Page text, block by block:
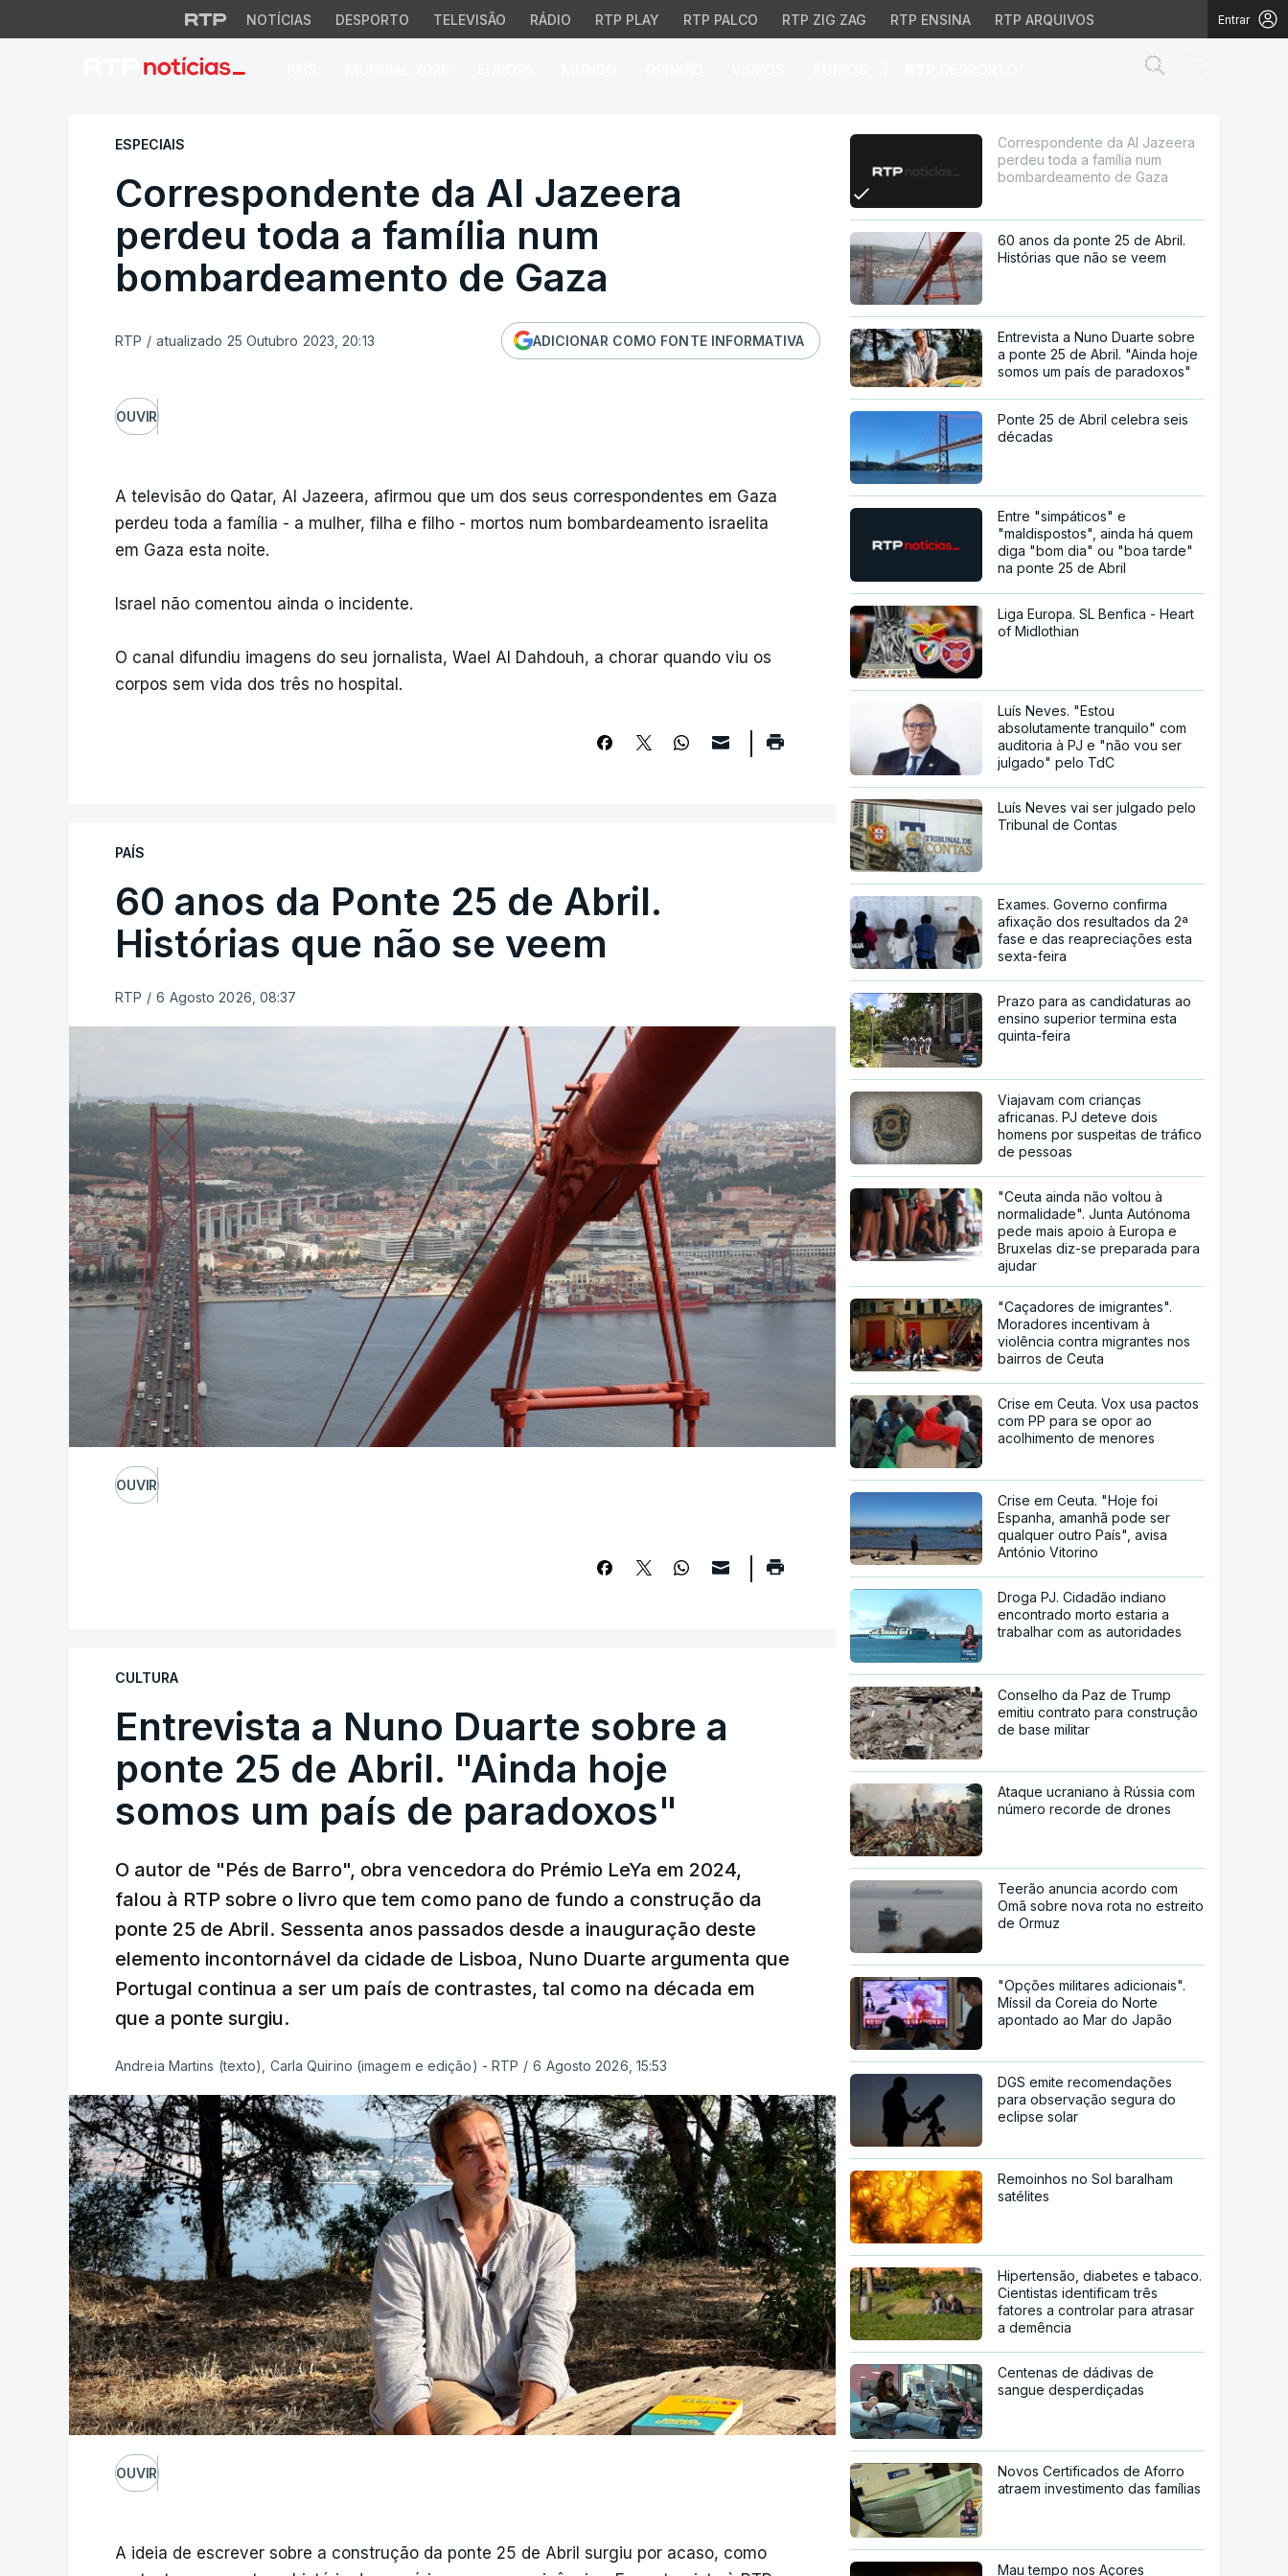
NOTÍCIAS DESPORTO TELEVISÃO RÁDIO RTP PLAY RTP PALCO RTP ZIG ZAG RTP ENSINA RTP ARQUIVOS Entrar
Correspondente da Al Jazeera perdeu toda a família num
ESPECIAIS
Correspondente da Al Jazeera
perdeu toda a família num
bombardeamento de Gaza
RTP / atualizado 25 Outubro 2023, 20:13 ADICIONAR COMO FONTE INFORMATIVA
OUVIR
A televisão do Qatar, Al Jazeera, afirmou que um dos seus correspondentes em Gaza
perdeu toda a família - a mulher, filha e filho - mortos num bombardeamento israelita
em Gaza esta noite.
Israel não comentou ainda o incidente.
O canal difundiu imagens do seu jornalista, Wael Al Dahdouh, a chorar quando viu os
corpos sem vida dos três no hospital.
PAÍS
60 anos da Ponte 25 de Abril.
Histórias que não se veem
RTP / 6 Agosto 2026, 08:37
OUVIR
CULTURA
Entrevista a Nuno Duarte sobre a
ponte 25 de Abril. "Ainda hoje
somos um país de paradoxos"
O autor de "Pés de Barro", obra vencedora do Prémio LeYa em 2024,
falou à RTP sobre o livro que tem como pano de fundo a construção da
ponte 25 de Abril. Sessenta anos passados desde a inauguração deste
elemento incontornável da cidade de Lisboa, Nuno Duarte argumenta que
Portugal continua a ser um país de contrastes, tal como na década em
que a ponte surgiu.
Andreia Martins (texto), Carla Quirino (imagem e edição) - RTP / 6 Agosto 2026, 15:53
OUVIR
A ideia de escrever sobre a construção da ponte 25 de Abril surgiu por acaso, como
Correspondente da Al Jazeera
perdeu toda a família num
bombardeamento de Gaza
60 anos da ponte 25 de Abril.
Histórias que não se veem
Entrevista a Nuno Duarte sobre
a ponte 25 de Abril. "Ainda hoje
somos um país de paradoxos"
Ponte 25 de Abril celebra seis
décadas
Entre "simpáticos" e
"maldispostos", ainda há quem
diga "bom dia" ou "boa tarde"
na ponte 25 de Abril
Liga Europa. SL Benfica - Heart
of Midlothian
Luís Neves. "Estou
absolutamente tranquilo" com
auditoria à PJ e "não vou ser
julgado" pelo TdC
Luís Neves vai ser julgado pelo
Tribunal de Contas
Exames. Governo confirma
afixação dos resultados da 2ª
fase e das reapreciações esta
sexta-feira
Prazo para as candidaturas ao
ensino superior termina esta
quinta-feira
Viajavam com crianças
africanas. PJ deteve dois
homens por suspeitas de tráfico
de pessoas
"Ceuta ainda não voltou à
normalidade". Junta Autónoma
pede mais apoio à Europa e
Bruxelas diz-se preparada para
ajudar
"Caçadores de imigrantes".
Moradores incentivam à
violência contra migrantes nos
bairros de Ceuta
Crise em Ceuta. Vox usa pactos
com PP para se opor ao
acolhimento de menores
Crise em Ceuta. "Hoje foi
Espanha, amanhã pode ser
qualquer outro País", avisa
António Vitorino
Droga PJ. Cidadão indiano
encontrado morto estaria a
trabalhar com as autoridades
Conselho da Paz de Trump
emitiu contrato para construção
de base militar
Ataque ucraniano à Rússia com
número recorde de drones
Teerão anuncia acordo com
Omã sobre nova rota no estreito
de Ormuz
"Opções militares adicionais".
Míssil da Coreia do Norte
apontado ao Mar do Japão
DGS emite recomendações
para observação segura do
eclipse solar
Remoinhos no Sol baralham
satélites
Hipertensão, diabetes e tabaco.
Cientistas identificam três
fatores a controlar para atrasar
a demência
Centenas de dádivas de
sangue desperdiçadas
Novos Certificados de Aforro
atraem investimento das famílias
Mau tempo nos Açores